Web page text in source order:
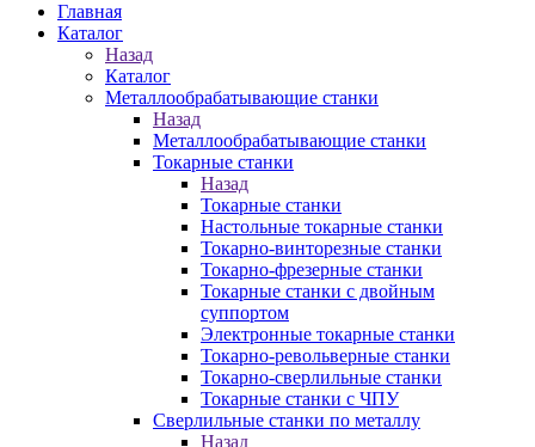
Главная
Каталог
Назад
Каталог
Металлообрабатывающие станки
Назад
Металлообрабатывающие станки
Токарные станки
Назад
Токарные станки
Настольные токарные станки
Токарно-винторезные станки
Токарно-фрезерные станки
Токарные станки с двойным
суппортом
Электронные токарные станки
Токарно-револьверные станки
Токарно-сверлильные станки
Токарные станки с ЧПУ
Сверлильные станки по металлу
Назад